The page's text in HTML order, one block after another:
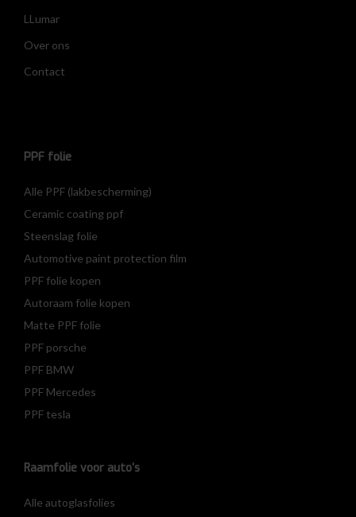
LLumar
Over ons
Contact
PPF folie
Alle PPF (lakbescherming)
Ceramic coating ppf
Steenslag folie
Automotive paint protection film
PPF folie kopen
Autoraam folie kopen
Matte PPF folie
PPF porsche
PPF BMW
PPF Mercedes
PPF tesla
Raamfolie voor auto’s
Alle autoglasfolies